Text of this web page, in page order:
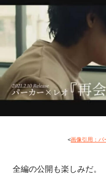
<画像引用：パ
全編の公開も楽しみだ。